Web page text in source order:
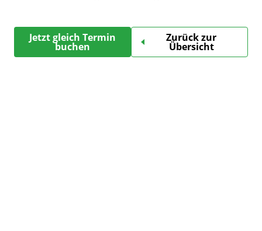
Jetzt gleich Termin
buchen
Zurück zur
Übersicht